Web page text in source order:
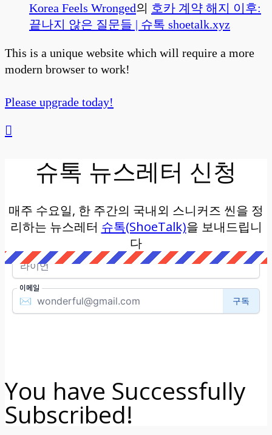
Korea Feels Wronged의 호카 계약 해지 이후:
끝나지 않은 질문들 | 슈톡 shoetalk.xyz
This is a unique website which will require a more
modern browser to work!
Please upgrade today!
슈톡 뉴스레터 신청
매주 수요일, 한 주간의 국내외 스니커즈 씬을 정
리하는 뉴스레터 슈톡(ShoeTalk)을 보내드립니
다
You have Successfully
Subscribed!